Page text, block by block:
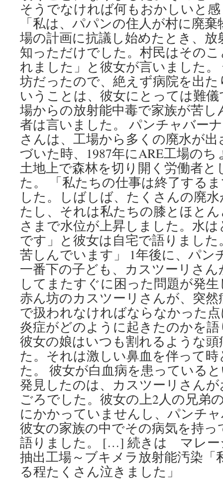
そうでなければ何もおかしいと
「私は、パパンの住人が村に廃
場の計画に抗議し始めたとき、放
知っただけでした。村民はその
れました」と彼女が言いました
坊だったので、絶えず病院を出
いうことは、彼女にとっては難
場からの放射能中毒で家族が苦
者は言いました。 パンチャバーナ
さんは、工場から多くの廃水が
づいた時、1987年にARE工場の
土地上で森林を切り開く労働者
た。 「私たちの仕事は終了する
した。しばしば、たくさんの廃
たし、それは私たちの膝とほと
さまで水位が上昇しました。水
です」と彼女は自宅で語りまし
苦しんでいます」 1年後に、パン
一番下の子ども、カスツーリさ
してまたすぐに困った問題が発
赤ん坊のカスツーリさんが、突
で扱われなければならなかった
炎症がどのように起きたのかを
彼女の娘はいつも割れるような
た。それは激しい鼻血を伴って
た。 彼女が白血病を患っている
発見したのは、カスツーリさん
ごろでした。彼女の上2人の兄弟
にかかっていませんし、パンチ
彼女の家族の中でその病気を持
語りました。 […] 続きは マレー
抽出工場～ブキメラ放射能汚染「
る程たくさん泣きました」